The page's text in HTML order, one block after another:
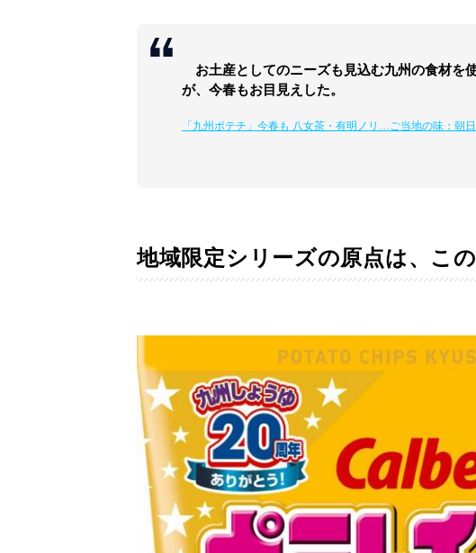
お土産としてのニーズも見込む九州の食材を
が、今春もお目見えした。
「九州ポテチ」今春も 八女茶・有明ノリ…ご当地の味：朝
地域限定シリーズの原点は、こ